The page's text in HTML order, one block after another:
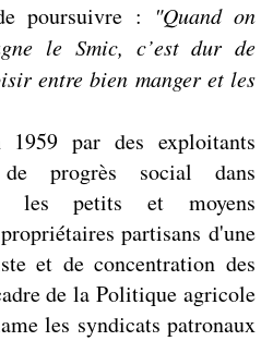
poursuivre :
"Quand on
le Smic, c’est dur de
entre bien manger et les
par des exploitants
progrès social dans
les petits et moyens
partisans d'une
et de concentration des
de la Politique agricole
les syndicats patronaux